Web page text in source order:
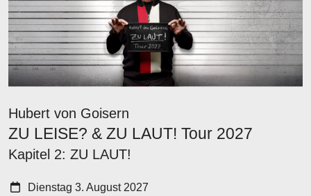
Hubert von Goisern
ZU LEISE? & ZU LAUT! Tour 2027
Kapitel 2: ZU LAUT!
Dienstag 3. August 2027